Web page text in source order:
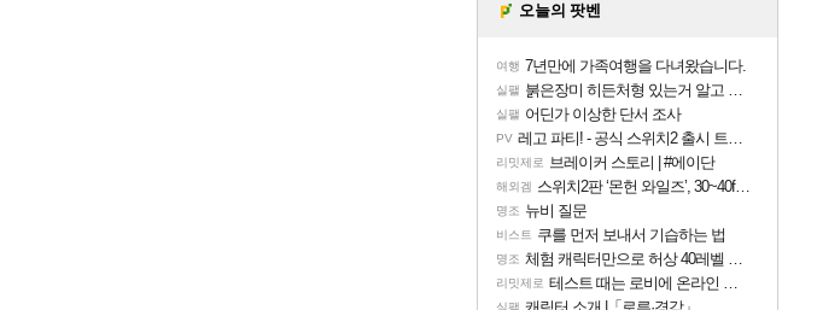
오늘의 팟벤
여행 7년만에 가족여행을 다녀왔습니다.
실팰 붉은장미 히든처형 있는거 알고 있었음?
실팰 어딘가 이상한 단서 조사
PV 레고 파티! - 공식 스위치2 출시 트레일러
리밋제로 브레이커 스토리 | #에이단
해외겜 스위치2판 ‘몬헌 와일즈’, 30~40fps 목표 추정
명조 뉴비 질문
비스트 쿠를 먼저 보내서 기습하는 법
명조 체험 캐릭터만으로 허상 40레벨 하이와티아 5분 컷!｜에이메스·린네·모니에 명함
리밋제로 테스트 때는 로비에 온라인 기능이 있는데
실팰